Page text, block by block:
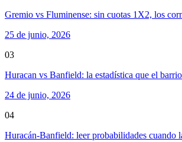
Gremio vs Fluminense: sin cuotas 1X2, los
25 de junio, 2026
03
Huracan vs Banfield: la estadística que el
24 de junio, 2026
04
Huracán-Banfield: leer probabilidades cuando